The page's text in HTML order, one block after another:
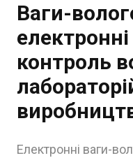
Ваги-
контроль
Електронні ваги-